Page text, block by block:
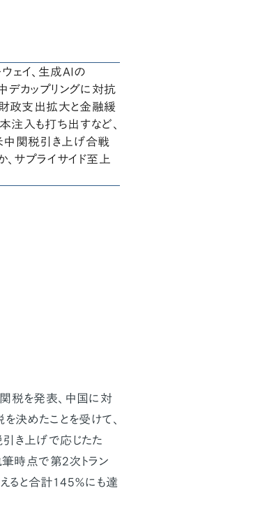
ェイ、生成AIの
デカップリングに対抗
政支出拡大と金融緩
入も打ち出すなど、
中関税引き上げ合戦
サプライサイド至上
税を発表、中国に対
決めたことを受けて、
き上げで応じたた
時点で第2次トラン
ると合計145％にも達